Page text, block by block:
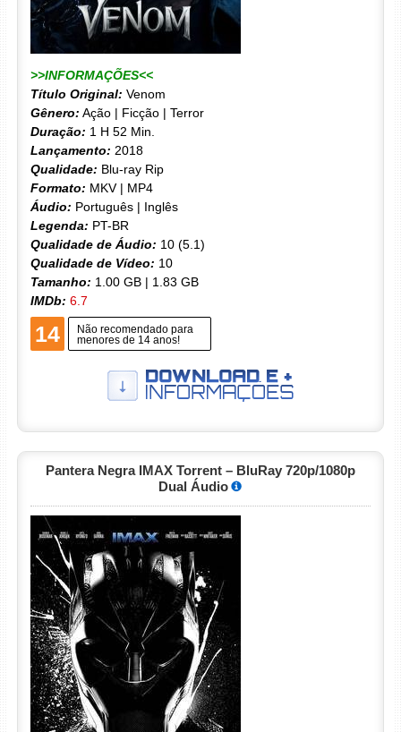
>>INFORMAÇÕES<<
Título Original: Venom
Gênero: Ação | Ficção | Terror
Duração: 1 H 52 Min.
Lançamento: 2018
Qualidade: Blu-ray Rip
Formato: MKV | MP4
Áudio: Português | Inglês
Legenda: PT-BR
Qualidade de Áudio: 10 (5.1)
Qualidade de Vídeo: 10
Tamanho: 1.00 GB | 1.83 GB
IMDb: 6.7
14
Não recomendado para
menores de 14 anos!
Pantera Negra IMAX Torrent – BluRay 720p/1080p
Dual Áudio